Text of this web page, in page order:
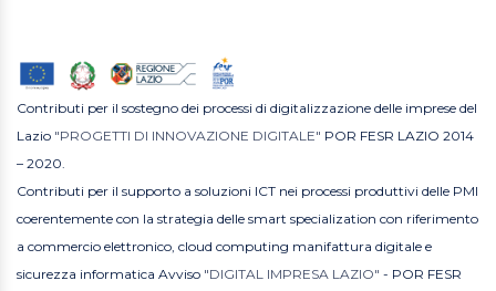
Contributi per il sostegno dei processi di digitalizzazione delle imprese del
Lazio "PROGETTI DI INNOVAZIONE DIGITALE" POR FESR LAZIO 2014
– 2020.
Contributi per il supporto a soluzioni ICT nei processi produttivi delle PMI
coerentemente con la strategia delle smart specialization con riferimento
a commercio elettronico, cloud computing manifattura digitale e
sicurezza informatica Avviso "DIGITAL IMPRESA LAZIO" - POR FESR